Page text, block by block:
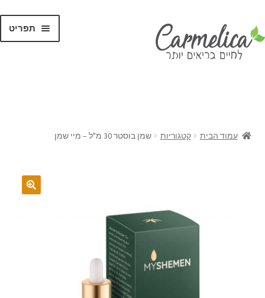
תפריט
עמוד הבית קטגוריות שמן בוסטר 30 מ"ל – מיי שמן